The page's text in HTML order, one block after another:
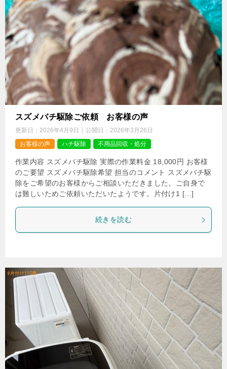
スズメバチ駆除ご依頼 お客様の声
更新日： 2026年4月9日 公開日： 2026年3月26日
お客様の声
ハチ駆除 不用品回収・処分
作業内容 スズメバチ駆除 実際の作業料金 18,000円 お客様
のご要望 スズメバチ駆除希望 担当のコメント スズメバチ駆
除をご希望のお客様からご相談いただきました。ご自身で
は難しいためご依頼いただいたようです。片付け1 […]
続きを読む